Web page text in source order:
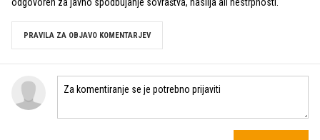
PRAVILA ZA OBJAVO KOMENTARJEV